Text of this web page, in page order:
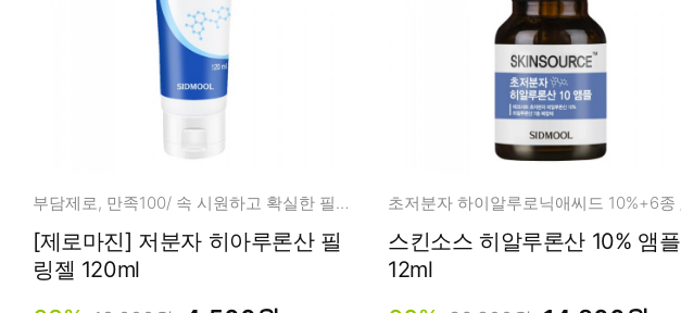
부담제로, 만족100/ 속 시원하고 확실한 필링젤!
[제로마진] 저분자 히아루론산 필
링젤 120ml
스킨소스 히알루론산 10% 앰플
12ml